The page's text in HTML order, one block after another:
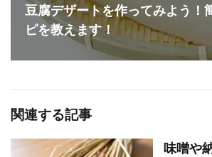
豆腐デザートを作ってみよう！
ピを教えます！
関連する記事
味噌や